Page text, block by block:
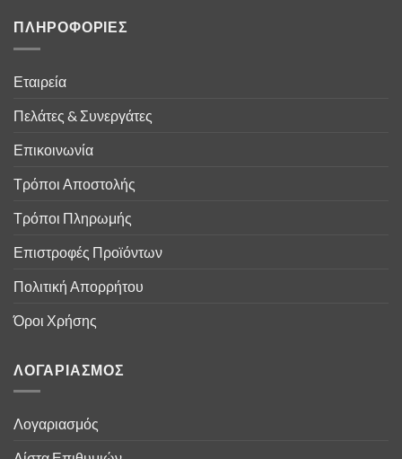
ΠΛΗΡΟΦΟΡΙΕΣ
Εταιρεία
Πελάτες & Συνεργάτες
Επικοινωνία
Τρόποι Αποστολής
Τρόποι Πληρωμής
Επιστροφές Προϊόντων
Πολιτική Απορρήτου
Όροι Χρήσης
ΛΟΓΑΡΙΑΣΜΟΣ
Λογαριασμός